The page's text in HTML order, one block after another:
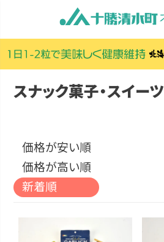
スナック菓子・スイーツ
価格が安い順
価格が高い順
新着順